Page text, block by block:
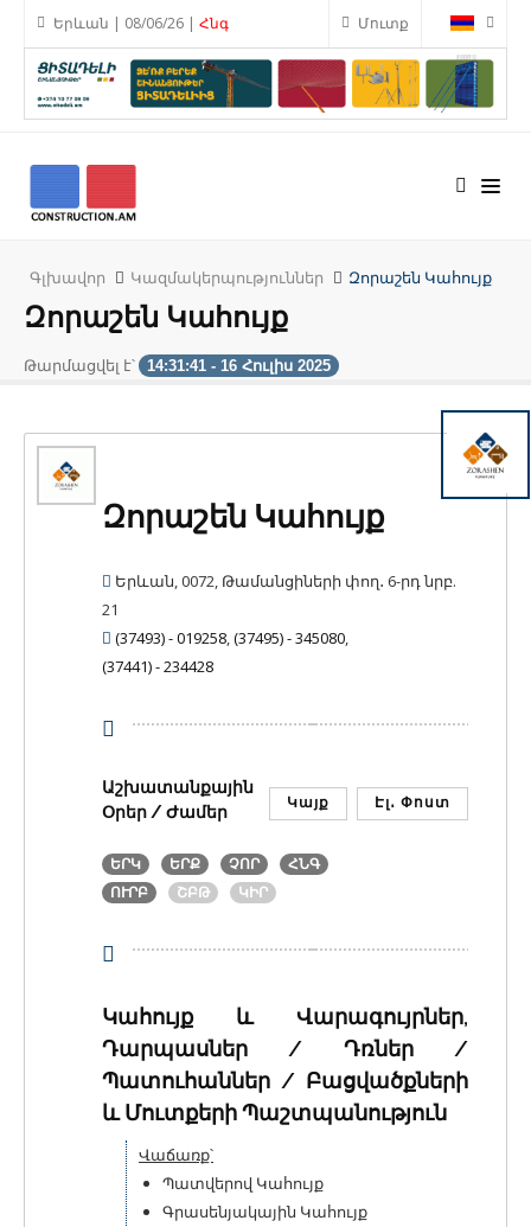
Մուտք
Երևան | 08/06/26 | Հնգ
Գլխավոր Կազմակերպություններ Զորաշեն Կահույք
Զորաշեն Կահույք
Թարմացվել է՝ 14:31:41 - 16 Հուլիս 2025
Զորաշեն Կահույք
Երևան, 0072, Թամանցիների փող․ 6-րդ նրբ.
21
(37493) - 019258,(37495) - 345080,
(37441) - 234428
Էլ․ Փոստ
Կայք
Աշխատանքային
Օրեր / Ժամեր
ԵՐԿ ԵՐՔ ՉՈՐ
ՀՆԳ
ՈՒՐԲ
ՇԲԹ ԿԻՐ
Կահույք և Վարագույրներ,
Դարպասներ / Դռներ /
Պատուհաններ / Բացվածքների
և Մուտքերի Պաշտպանություն
Վաճառք՝
Պատվերով Կահույք
Գրասենյակային Կահույք